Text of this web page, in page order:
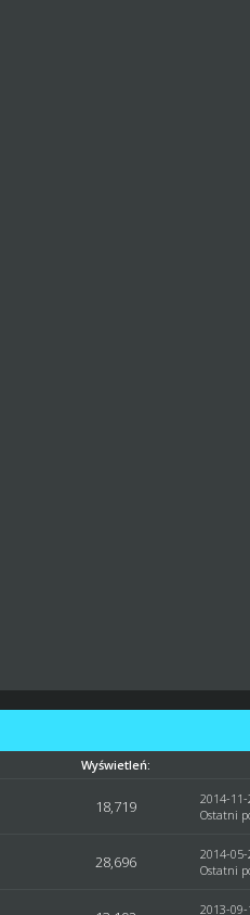
Wyświetleń:
18,719
2014-
Ostatni
28,696
2014-
Ostatni
2013-09-